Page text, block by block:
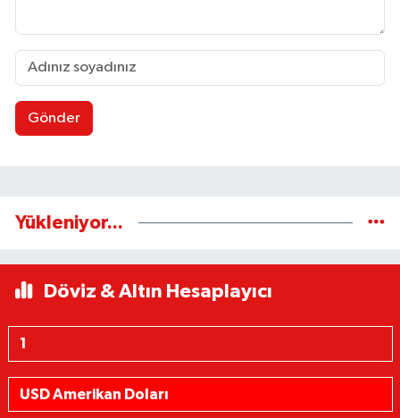
Gönder
Yükleniyor...
Döviz & Altın Hesaplayıcı